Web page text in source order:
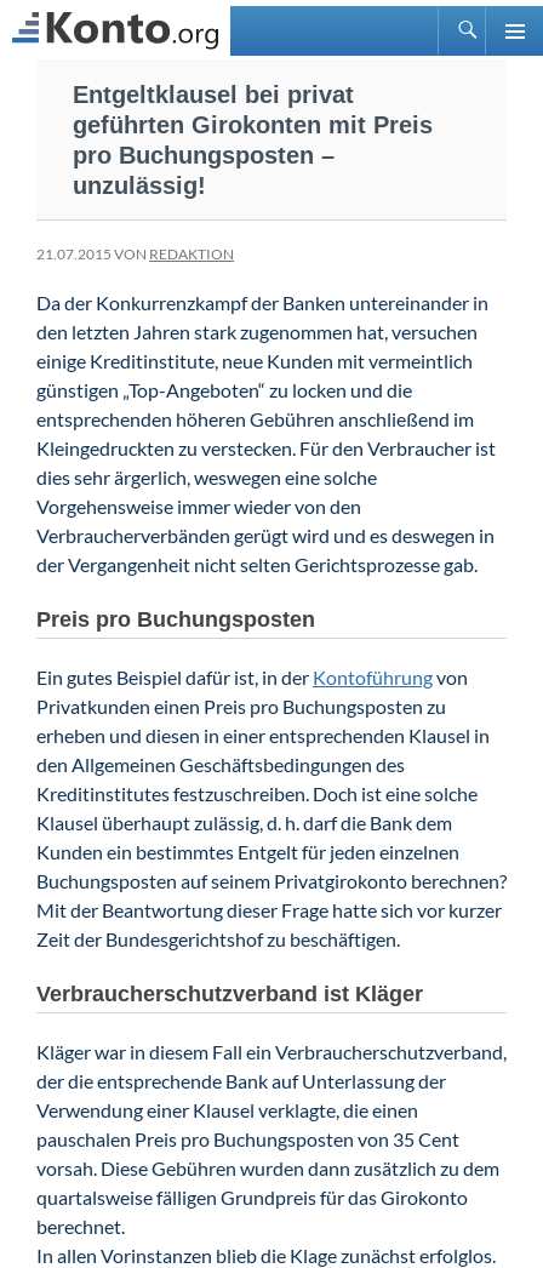
Suchen
Entgeltklausel bei privat
geführten Girokonten mit Preis
pro Buchungsposten –
unzulässig!
21.07.2015 VON REDAKTION
Da der Konkurrenzkampf der Banken untereinander in
den letzten Jahren stark zugenommen hat, versuchen
einige Kreditinstitute, neue Kunden mit vermeintlich
günstigen „Top-Angeboten“ zu locken und die
entsprechenden höheren Gebühren anschließend im
Kleingedruckten zu verstecken. Für den Verbraucher ist
dies sehr ärgerlich, weswegen eine solche
Vorgehensweise immer wieder von den
Verbraucherverbänden gerügt wird und es deswegen in
der Vergangenheit nicht selten Gerichtsprozesse gab.
Preis pro Buchungsposten
Ein gutes Beispiel dafür ist, in der Kontoführungvon
Privatkunden einen Preis pro Buchungsposten zu
erheben und diesen in einer entsprechenden Klausel in
den Allgemeinen Geschäftsbedingungen des
Kreditinstitutes festzuschreiben. Doch ist eine solche
Klausel überhaupt zulässig, d. h. darf die Bank dem
Kunden ein bestimmtes Entgelt für jeden einzelnen
Buchungsposten auf seinem Privatgirokonto berechnen?
Mit der Beantwortung dieser Frage hatte sich vor kurzer
Zeit der Bundesgerichtshof zu beschäftigen.
Verbraucherschutzverband ist Kläger
Kläger war in diesem Fall ein Verbraucherschutzverband,
der die entsprechende Bank auf Unterlassung der
Verwendung einer Klausel verklagte, die einen
pauschalen Preis pro Buchungsposten von 35 Cent
vorsah. Diese Gebühren wurden dann zusätzlich zu dem
quartalsweise fälligen Grundpreis für das Girokonto
berechnet.
In allen Vorinstanzen blieb die Klage zunächst erfolglos.